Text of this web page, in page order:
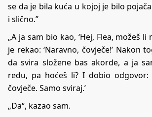
se da je bila kuća u kojoj je bilo
i slično.”
„A ja sam bio kao, ‘Hej, Flea, možeš li
je rekao: ‘Naravno, čovječe!’ Nakon
da svira složene bas akorde, a ja
redu, pa hoćeš li? I dobio odgovor:
čovječe. Samo sviraj.’
„Da“, kazao sam.